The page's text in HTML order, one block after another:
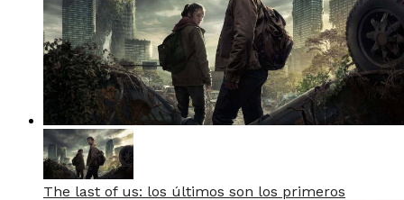
The last of us: los últimos son los primeros